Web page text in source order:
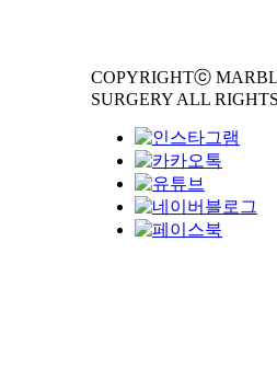
COPYRIGHTⓒ
SURGERY ALL